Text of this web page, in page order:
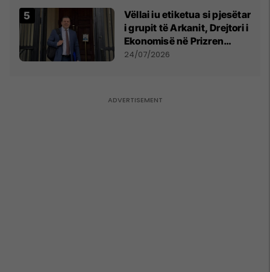
Vëllai iu etiketua si pjesëtar
i grupit të Arkanit, Drejtori i
Ekonomisë në Prizren
mohon pretendimet
24/07/2026